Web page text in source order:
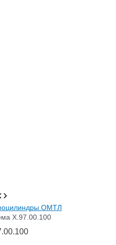
ОМТЛ
Х.97.00.100